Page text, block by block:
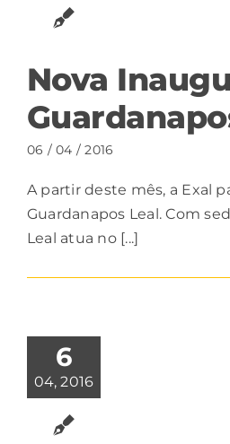
Nova
06 / 04 / 2016
A partir deste mês, a Exal
Guardanapos Leal. Com
Leal atua no [...]
6
04, 2016